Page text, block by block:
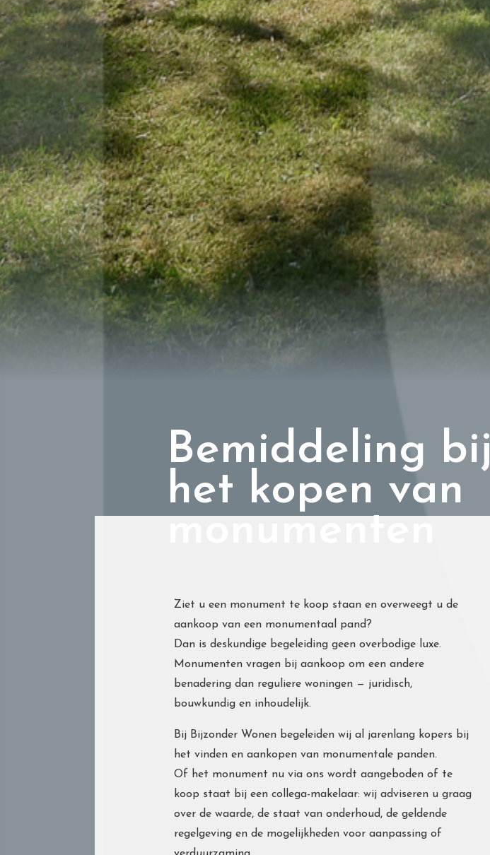
Bemiddeling bij
het kopen van
monumenten
Ziet u een monument te koop staan en overweegt u de
aankoop van een monumentaal pand?
Dan is deskundige begeleiding geen overbodige luxe.
Monumenten vragen bij aankoop om een andere
benadering dan reguliere woningen — juridisch,
bouwkundig en inhoudelijk.
Bij Bijzonder Wonen begeleiden wij al jarenlang kopers bij
het vinden en aankopen van monumentale panden.
Of het monument nu via ons wordt aangeboden of te
koop staat bij een collega-makelaar: wij adviseren u graag
over de waarde, de staat van onderhoud, de geldende
regelgeving en de mogelijkheden voor aanpassing of